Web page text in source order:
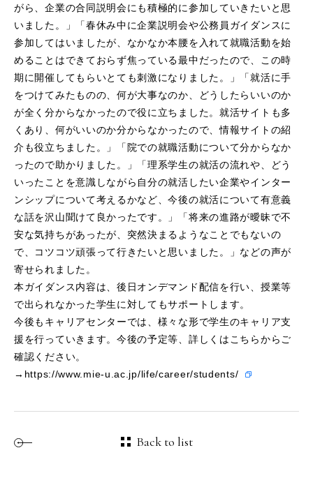
がら、企業の合同説明会にも積極的に参加していきたいと思
いました。」「春休み中に企業説明会や公務員ガイダンスに
参加してはいましたが、なかなか本腰を入れて就職活動を始
めることはできておらず焦っている最中だったので、この時
期に開催してもらいとても刺激になりました。」「就活に手
をつけてみたものの、何が大事なのか、どうしたらいいのか
が全く分からなかったので役に立ちました。就活サイトも多
くあり、何がいいのか分からなかったので、情報サイトの紹
介も役立ちました。」「院での就職活動について分からなか
ったので助かりました。」「理系学生の就活の流れや、どう
いったことを意識しながら自分の就活したい企業やインター
ンシップについて考えるかなど、今後の就活について有意義
な話を沢山聞けて良かったです。」「将来の進路が曖昧で不
安な気持ちがあったが、突然決まるようなことでもないの
で、コツコツ頑張って行きたいと思いました。」などの声が
寄せられました。
本ガイダンス内容は、後日オンデマンド配信を行い、授業等
で出られなかった学生に対してもサポートします。
今後もキャリアセンターでは、様々な形で学生のキャリア支
援を行っていきます。今後の予定等、詳しくはこちらからご
確認ください。
→ https://www.mie-u.ac.jp/life/career/students/
Back to list